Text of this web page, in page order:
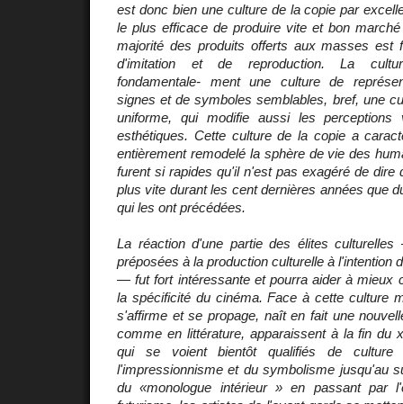
est donc bien une culture de la copie par
le plus efficace de produire vite et bon
majorité des produits offerts aux masses est
d'imitation et de reproduction. La
fondamentale- ment une culture de
signes et de symboles semblables, bref, une
uniforme, qui modifie aussi les
esthétiques. Cette culture de la copie a
entièrement remodelé la sphère de vie des
furent si rapides qu'il n'est pas exagéré de dire
plus vite durant les cent dernières années que
qui les ont précédées.
La réaction d'une partie des élites
préposées à la production culturelle à l'intention
— fut fort intéressante et pourra aider à mieux
la spécificité du cinéma. Face à cette culture
s'affirme et se propage, naît en fait une
comme en littérature, apparaissent à la fin du
qui se voient bientôt qualifiés de
l'impressionnisme et du symbolisme jusqu'au
du «monologue intérieur » en passant par